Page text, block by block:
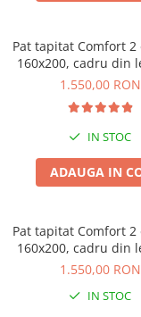
Pat tapitat Comfort 2
160x200, cadru din
somiera fixa,
1.550,00 RON
IN STOC
ADAUGA IN
Pat tapitat Comfort 2
160x200, cadru din
somiera fixa,
1.550,00 RON
IN STOC